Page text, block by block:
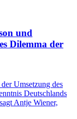
und
Dilemma der
Umsetzung des
Deutschlands
Antje Wiener,